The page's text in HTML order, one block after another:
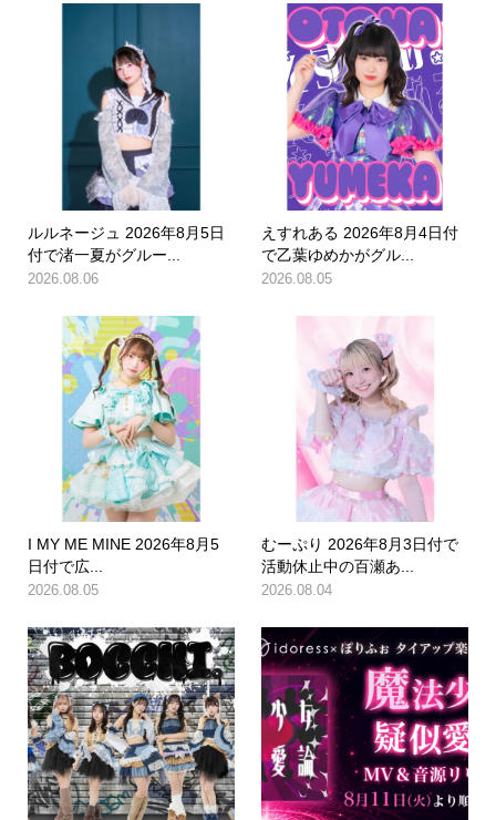
ルルネージュ 2026年8月5日
付で渚一夏がグルー...
2026.08.06
えすれある 2026年8月4日付
で乙葉ゆめかがグル...
2026.08.05
I MY ME MINE 2026年8月5
日付で広...
2026.08.05
むーぷり 2026年8月3日付で
活動休止中の百瀬あ...
2026.08.04